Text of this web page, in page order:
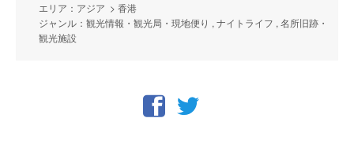
エリア：アジア > 香港
ジャンル：観光情報・観光局・現地便り , ナイトライフ , 名所旧跡・
観光施設